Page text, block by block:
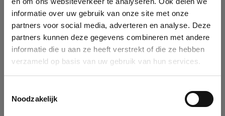
informatie over uw gebruik van onze site met onze
partners voor social media, adverteren en analyse. Deze
partners kunnen deze gegevens combineren met andere
informatie die u aan ze heeft verstrekt of die ze hebben
verzameld op basis van uw gebruik van hun services.
Noodzakelijk
Identification
Please fill in your company details
You can search a company in our database by name, VAT or
enterprise ID. When a company is selected it will auto-complete the
form. If you don't find your company in our database, you can create
See details
Ok